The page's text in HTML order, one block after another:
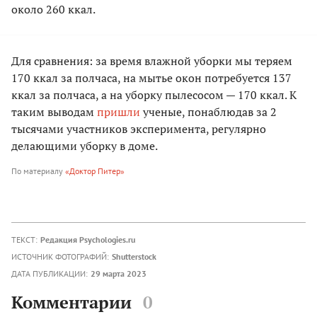
около 260 ккал.
Для сравнения: за время влажной уборки мы теряем
170 ккал за полчаса, на мытье окон потребуется 137
ккал за полчаса, а на уборку пылесосом — 170 ккал. К
таким выводампришли ученые, понаблюдав за 2
тысячами участников эксперимента, регулярно
делающими уборку в доме.
По материалу «Доктор Питер»
ТЕКСТ: Редакция Psychologies.ru
ИСТОЧНИК ФОТОГРАФИЙ: Shutterstock
ДАТА ПУБЛИКАЦИИ: 29 марта 2023
Комментарии 0